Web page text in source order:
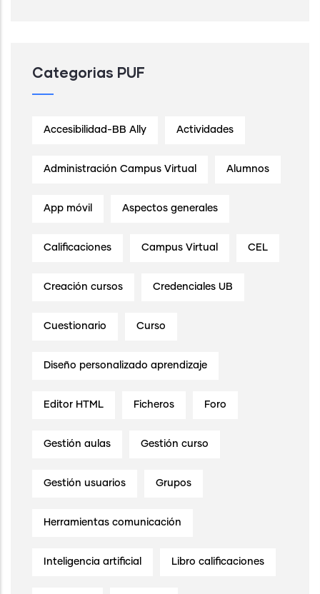
Categorias PUF
Accesibilidad-BB Ally Actividades
Administración Campus Virtual Alumnos
App móvil Aspectos generales
Calificaciones Campus Virtual CEL
Creación cursos Credenciales UB
Cuestionario Curso
Diseño personalizado aprendizaje
Editor HTML Ficheros Foro
Gestión aulas Gestión curso
Gestión usuarios Grupos
Herramientas comunicación
Inteligencia artificial Libro calificaciones